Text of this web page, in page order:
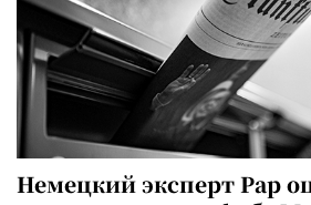
Немецкий эксперт Рар